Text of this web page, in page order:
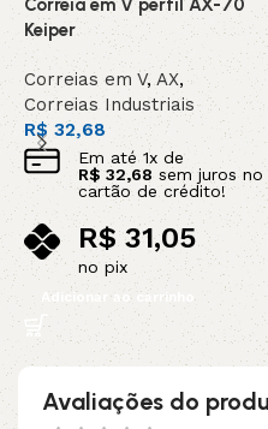
Correia em V perfil AX-70
Keiper
Correias em V,AX,
Correias Industriais
R$32,68
Em até1x de
R$32,68sem juros no
cartão de crédito!
R$31,05
no pix
Adicionar ao carrinho
Avaliações do